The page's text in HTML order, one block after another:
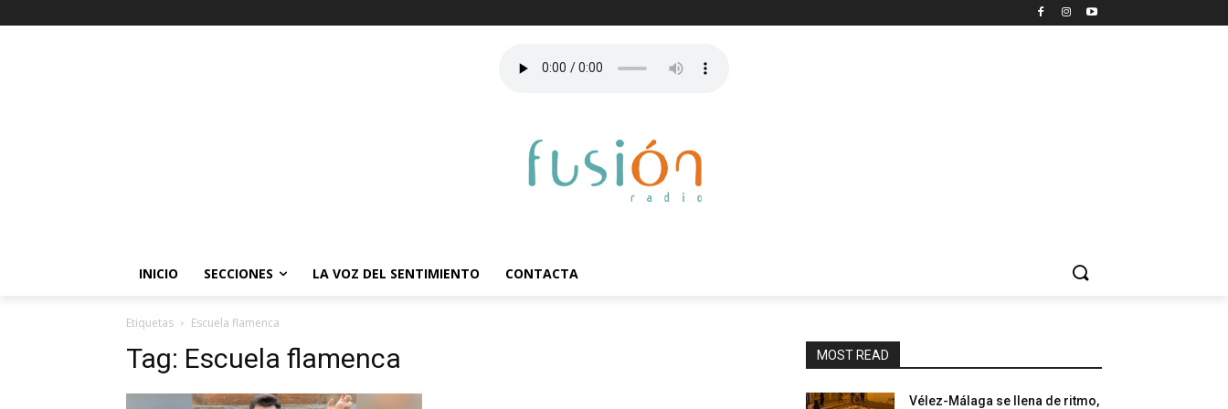
INICIO SECCIONES LA VOZ DEL SENTIMIENTO CONTACTA
Etiquetas Escuela flamenca
Tag: Escuela flamenca MOST READ
Vélez-Málaga se llena de ritmo,